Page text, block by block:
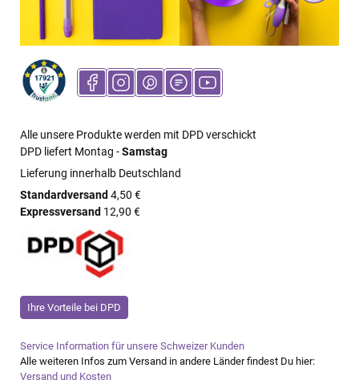
Alle unsere Produkte werden mit DPD verschickt
DPD liefert Montag -Samstag
Lieferung innerhalb Deutschland
Standardversand 4,50 €
Expressversand 12,90 €
Ihre Vorteile bei DPD
Service Information für unsere Schweizer Kunden
Alle weiteren Infos zum Versand in andere Länder findest Du hier:
Versand und Kosten